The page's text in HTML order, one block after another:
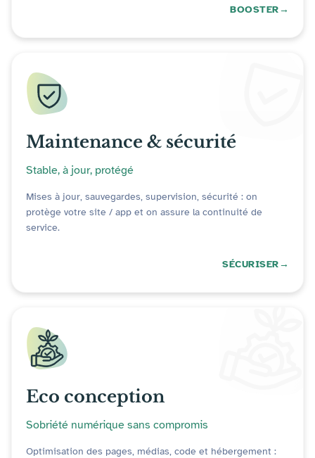
BOOSTER
Maintenance & sécurité
Stable, à jour, protégé
Mises à jour, sauvegardes, supervision, sécurité : on
protège votre site / app et on assure la continuité de
service.
SÉCURISER
Eco conception
Sobriété numérique sans compromis
Optimisation des pages, médias, code et hébergement :